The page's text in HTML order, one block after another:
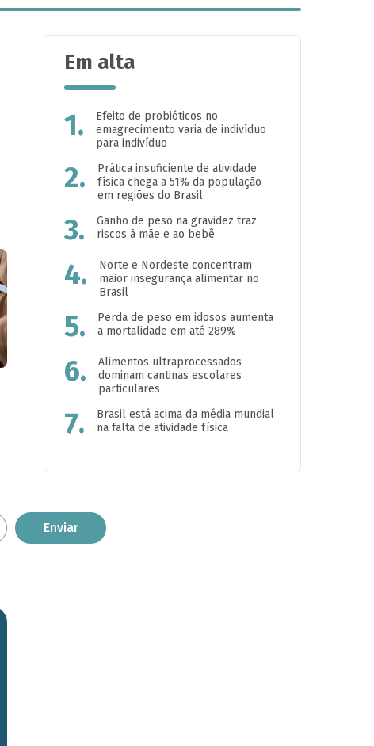
Em alta
1.
Efeito de probióticos no
emagrecimento varia de indivíduo
para indivíduo
2.
Prática insuficiente de atividade
física chega a 51% da população
em regiões do Brasil
3.
Ganho de peso na gravidez traz
riscos à mãe e ao bebê
4.
Norte e Nordeste concentram
maior insegurança alimentar no
Brasil
5.
Perda de peso em idosos aumenta
a mortalidade em até 289%
6.
Alimentos ultraprocessados
dominam cantinas escolares
particulares
7.
Brasil está acima da média mundial
na falta de atividade física